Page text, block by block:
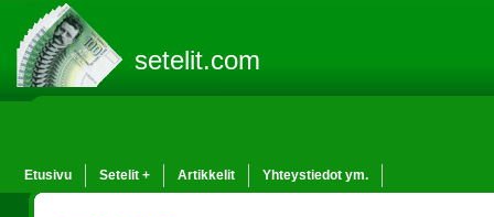
setelit.com
Etusivu Setelit + Artikkelit Yhteystiedot ym.